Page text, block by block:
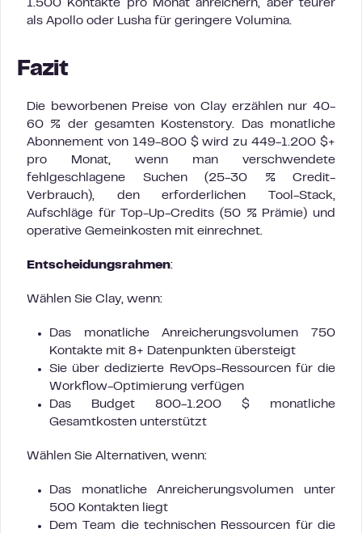
1.500 Kontakte pro Monat anreichern, aber teurer
als Apollo oder Lusha für geringere Volumina.
Fazit
Die beworbenen Preise von Clay erzählen nur 40-
60 % der gesamten Kostenstory. Das monatliche
Abonnement von 149-800 $ wird zu 449-1.200 $+
pro Monat, wenn man verschwendete
fehlgeschlagene Suchen (25-30 % Credit-
Verbrauch), den erforderlichen Tool-Stack,
Aufschläge für Top-Up-Credits (50 % Prämie) und
operative Gemeinkosten mit einrechnet.
Entscheidungsrahmen:
Wählen Sie Clay, wenn:
Das monatliche Anreicherungsvolumen 750
Kontakte mit 8+ Datenpunkten übersteigt
Sie über dedizierte RevOps-Ressourcen für die
Workflow-Optimierung verfügen
Das Budget 800-1.200 $ monatliche
Gesamtkosten unterstützt
Wählen Sie Alternativen, wenn:
Das monatliche Anreicherungsvolumen unter
500 Kontakten liegt
Dem Team die technischen Ressourcen für die